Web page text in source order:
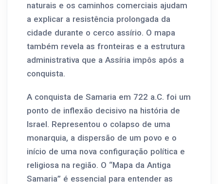
naturais e os caminhos comerciais ajudam
a explicar a resistência prolongada da
cidade durante o cerco assírio. O mapa
também revela as fronteiras e a estrutura
administrativa que a Assíria impôs após a
conquista.
A conquista de Samaria em 722 a.C. foi um
ponto de inflexão decisivo na história de
Israel. Representou o colapso de uma
monarquia, a dispersão de um povo e o
início de uma nova configuração política e
religiosa na região. O “Mapa da Antiga
Samaria” é essencial para entender as